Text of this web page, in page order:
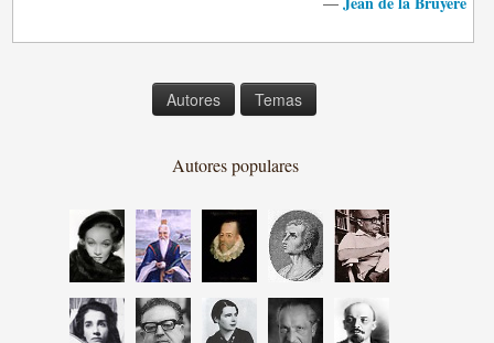
Autores Temas
Autores populares